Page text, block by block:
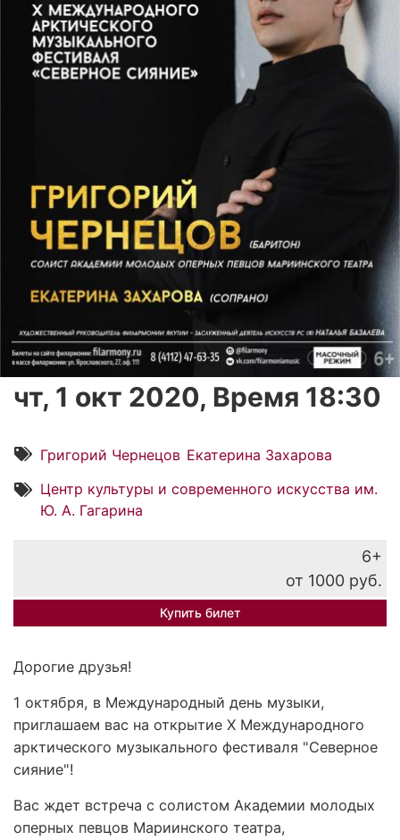
чт, 1 окт 2020, Время 18:30
Григорий Чернецов Екатерина Захарова
Центр культуры и современного искусства им.
Ю. А. Гагарина
6+
от 1000 руб.
Купить билет
Дорогие друзья!
1 октября, в Международный день музыки,
приглашаем вас на открытие X Международного
арктического музыкального фестиваля "Северное
сияние"!
Вас ждет встреча с солистом Академии молодых
оперных певцов Мариинского театра,